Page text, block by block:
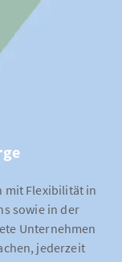
mit Flexibilität in
sowie in der
Unternehmen
jederzeit